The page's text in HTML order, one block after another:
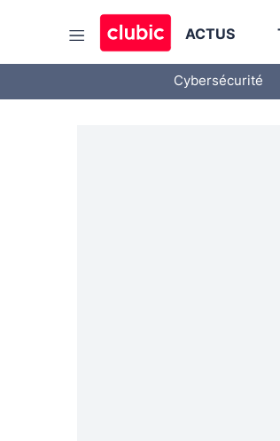
ACTUS
Cybersécurité